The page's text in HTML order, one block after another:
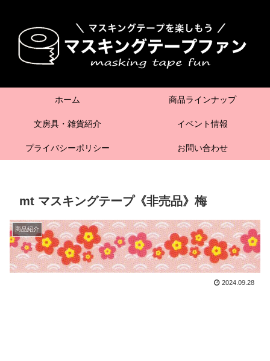
ホーム 商品ラインナップ
文房具・雑貨紹介 イベント情報
プライバシーポリシー お問い合わせ
mt マスキングテープ《非売品》梅
商品紹介
2024.09.28